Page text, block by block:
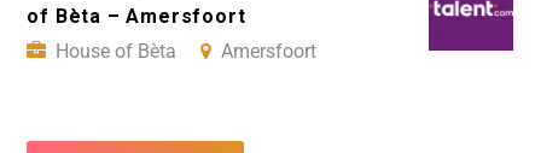
of Bèta – Amersfoort
House of Bèta
Amersfoort